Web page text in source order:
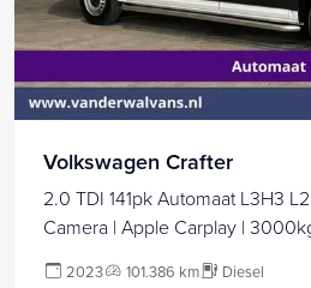
Volkswagen Crafter
2.0 TDI 141pk Automaat L3H3
Camera | Apple Carplay |
2023 101.386 km Diesel